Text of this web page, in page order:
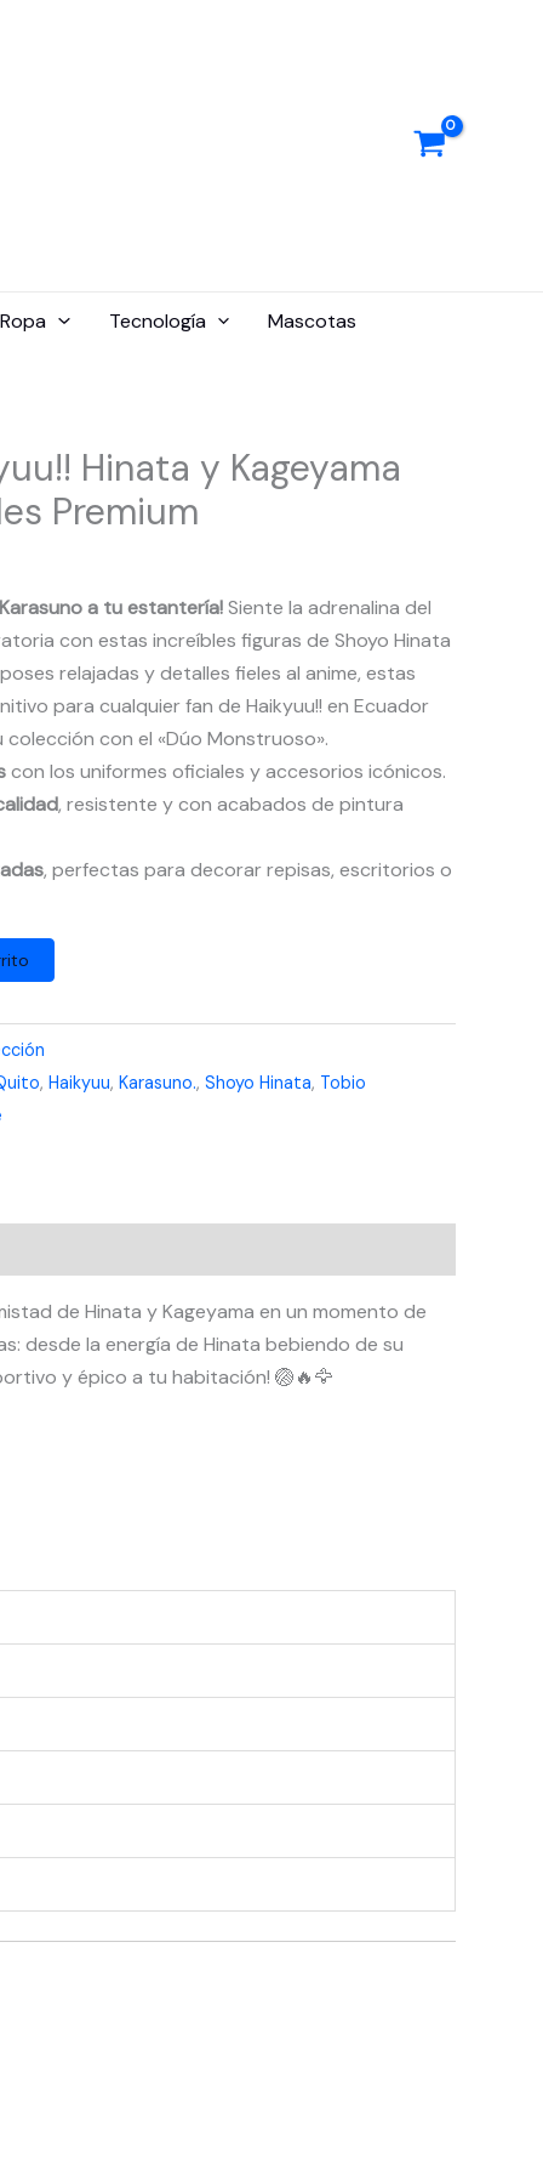
Ropa Tecnología
Mascotas
Hinata y Kageyama
Premium
a tu estantería!Siente la adrenalina del
con estas increíbles figuras de Shoyo Hinata
relajadas y detalles fieles al anime, estas
para cualquier fan de Haikyuu!! en Ecuador
con el «Dúo Monstruoso».
con los uniformes oficiales y accesorios icónicos.
, resistente y con acabados de pintura
, perfectas para decorar repisas, escritorios o
, Haikyuu, Karasuno., Shoyo Hinata, Tobio
de Hinata y Kageyama en un momento de
desde la energía de Hinata bebiendo de su
y épico a tu habitación! 🏐🔥🦅